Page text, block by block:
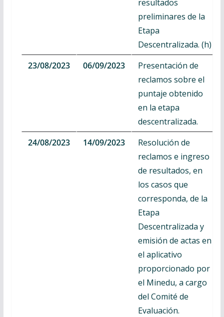
resultados
preliminares de la
Etapa
Descentralizada. (h)
23/08/2023
06/09/2023
Presentación de
reclamos sobre el
puntaje obtenido
en la etapa
descentralizada.
24/08/2023
14/09/2023
Resolución de
reclamos e ingreso
de resultados, en
los casos que
corresponda, de la
Etapa
Descentralizada y
emisión de actas en
el aplicativo
proporcionado por
el Minedu, a cargo
del Comité de
Evaluación.